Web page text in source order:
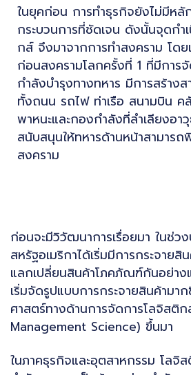
ในยุคก่อน การทำธุรกิจยังไม่มีหลั
กระบวนการที่ชัดเจน ดังนั้นจุดกำ
กส์ จึงมาจากการทำสงคราม โดย
ก่อนสงครามโลกครั้งที่ 1 ที่มีการ
กำลังบำรุงทางทหาร มีการสร้าง
ทั้งถนน รถไฟ ท่าเรือ สนามบิน ค
พาหนะและกองกำลังที่ลำเลียงอา
สนับสนุนให้ทหารด้านหน้าสามาร
สงคราม
ก่อนจะมีวิวัฒนาการเรื่อยมา ในช่ว
สหรัฐอเมริกาได้เริ่มมีการกระจายสิ
แลกเปลี่ยนสินค้าโภคภัณฑ์กันอย่า
เริ่มจัดรูปแบบการกระจายสินค้ามา
ศาสตร์ทางด้านการจัดการโลจิสติ
Management Science) ขึ้นมา
ในภาคธุรกิจและอุตสาหกรรม โลจิ